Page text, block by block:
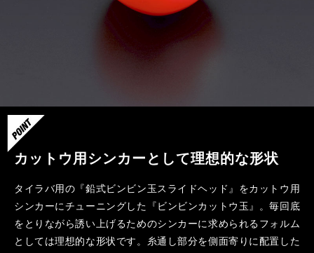
カットウ用シンカーとして理想的な形状
タイラバ用の『鉛式ビンビン玉スライドヘッド』をカットウ用
シンカーにチューニングした『ビンビンカットウ玉』。毎回底
をとりながら誘い上げるためのシンカーに求められるフォルム
としては理想的な形状です。糸通し部分を側面寄りに配置した